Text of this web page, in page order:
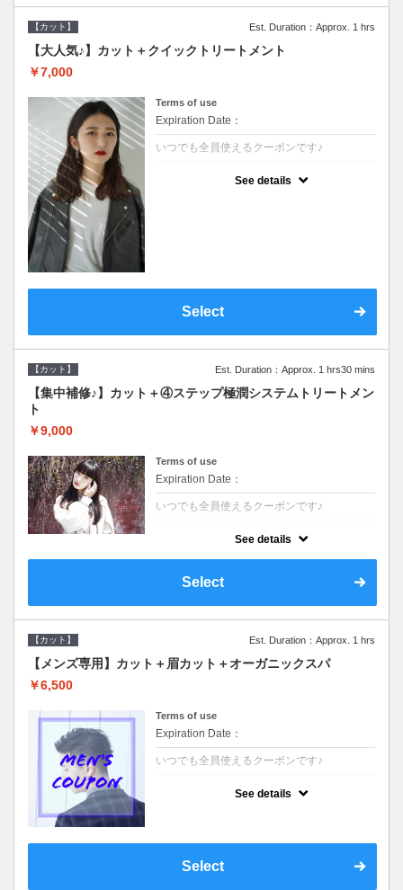
【カット】 Est. Duration：Approx. 1 hrs
【大人気♪】カット＋クイックトリートメント
￥7,000
Terms of use
Expiration Date：
いつでも全員使えるクーポンです♪
See details
Select
【カット】 Est. Duration：Approx. 1 hrs30 mins
【集中補修♪】カット＋④ステップ極潤システムトリートメン
ト
￥9,000
Terms of use
Expiration Date：
いつでも全員使えるクーポンです♪
ら修復し美髪へと導く最新4stepトリートメ
ント☆内側からしっかり修復したい方に♪
See details
Select
【カット】 Est. Duration：Approx. 1 hrs
【メンズ専用】カット＋眉カット＋オーガニックスパ
￥6,500
Terms of use
Expiration Date：
いつでも全員使えるクーポンです♪
気軽なスパです☆
See details
Select